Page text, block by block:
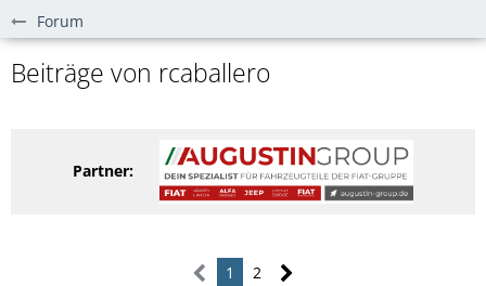
Forum
Beiträge von rcaballero
Partner:
1 2